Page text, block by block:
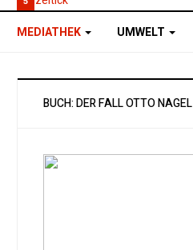
MEDIATHEK UMWELT
BUCH: DER FALL OTTO NAGEL